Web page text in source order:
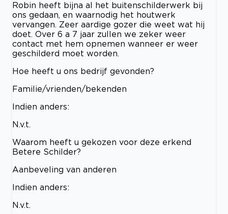
Robin heeft bijna al het buitenschilderwerk bij
ons gedaan, en waarnodig het houtwerk
vervangen. Zeer aardige gozer die weet wat hij
doet. Over 6 a 7 jaar zullen we zeker weer
contact met hem opnemen wanneer er weer
geschilderd moet worden.
Hoe heeft u ons bedrijf gevonden?
Familie/vrienden/bekenden
Indien anders:
N.v.t.
Waarom heeft u gekozen voor deze erkend
Betere Schilder?
Aanbeveling van anderen
Indien anders:
N.v.t.